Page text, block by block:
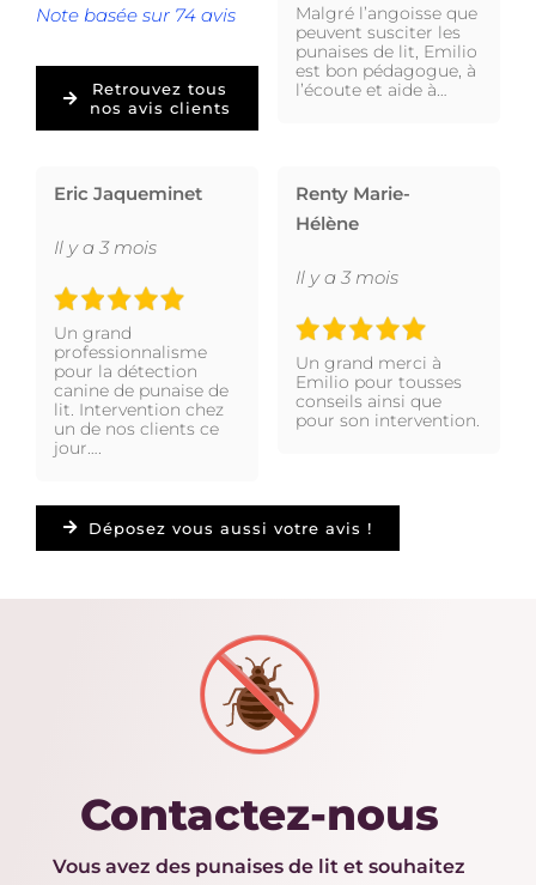
Note basée sur 74 avis
Retrouvez tous
nos avis clients
Malgré l’angoisse que
peuvent susciter les
punaises de lit, Emilio
est bon pédagogue, à
l’écoute et aide à…
Eric Jaqueminet
Il y a 3 mois
Un grand
professionnalisme
pour la détection
canine de punaise de
lit. Intervention chez
un de nos clients ce
jour….
Renty Marie-
Hélène
Il y a 3 mois
Un grand merci à
Emilio pour tousses
conseils ainsi que
pour son intervention.
Déposez vous aussi votre avis !
Contactez-nous
Vous avez des punaises de lit et souhaitez